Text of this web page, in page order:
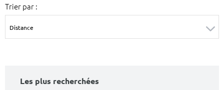
Trier par :
Les plus recherchées